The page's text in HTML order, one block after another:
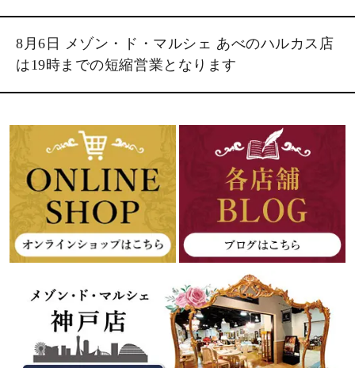
8月6日 メゾン・ド・マルシェ あべのハルカス店
は19時までの短縮営業となります